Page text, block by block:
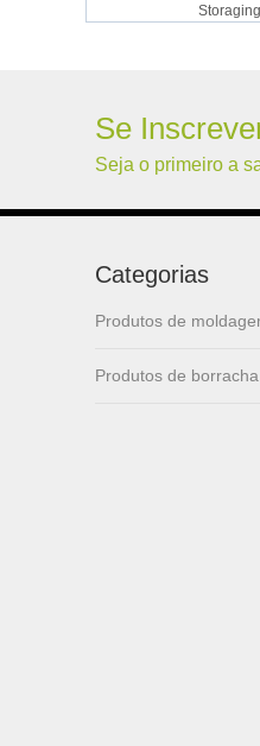
Vacuum
over-
keypad
Se
Seja o primeiro a
Categorias
Produtos de
Produtos de